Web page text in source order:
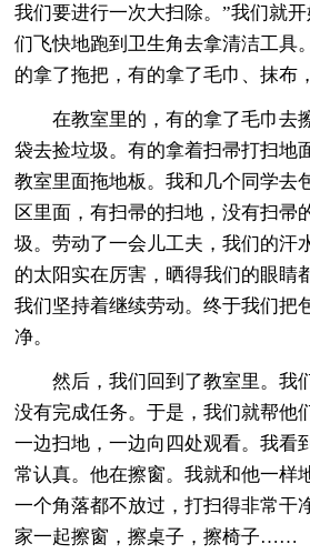
我们要进行一次大扫除。”我们就
们飞快地跑到卫生角去拿清洁工具
的拿了拖把，有的拿了毛巾、抹
在教室里的，有的拿了毛巾去
袋去捡垃圾。有的拿着扫帚打扫地
教室里面拖地板。我和几个同学去
区里面，有扫帚的扫地，没有扫帚
圾。劳动了一会儿工夫，我们的汗
的太阳实在厉害，晒得我们的眼睛
我们坚持着继续劳动。终于我们把
净。
然后，我们回到了教室里。我
没有完成任务。于是，我们就帮他
一边扫地，一边向四处观看。我看
常认真。他在擦窗。我就和他一样
一个角落都不放过，打扫得非常干
家一起擦窗，擦桌子，擦椅子……